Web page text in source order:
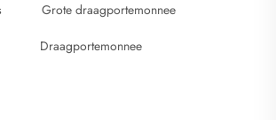
Grote draagportemonnee
Draagportemonnee